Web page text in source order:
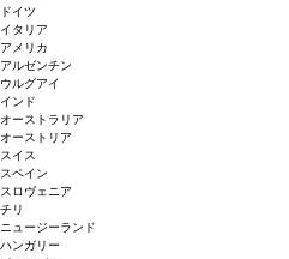
ドイツ
イタリア
アメリカ
アルゼンチン
ウルグアイ
インド
オーストラリア
オーストリア
スイス
スペイン
スロヴェニア
チリ
ニュージーランド
ハンガリー